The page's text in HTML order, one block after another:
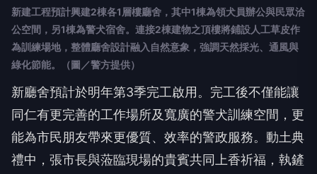
新建工程預計興建2棟各1層樓廳舍，其中1棟為領犬員辦公與民眾洽
公空間，另1棟為警犬宿舍。連接2棟建物之頂樓將鋪設人工草皮作
為訓練場地，整體廳舍設計融入自然意象，強調天然採光、通風與
綠化節能。（圖／警方提供）
新廳舍預計於明年第3季完工啟用。完工後不僅能讓
同仁有更完善的工作場所及寬廣的警犬訓練空間，更
能為市民朋友帶來更優質、效率的警政服務。動土典
禮中，張市長與蒞臨現場的貴賓共同上香祈福，執鏟